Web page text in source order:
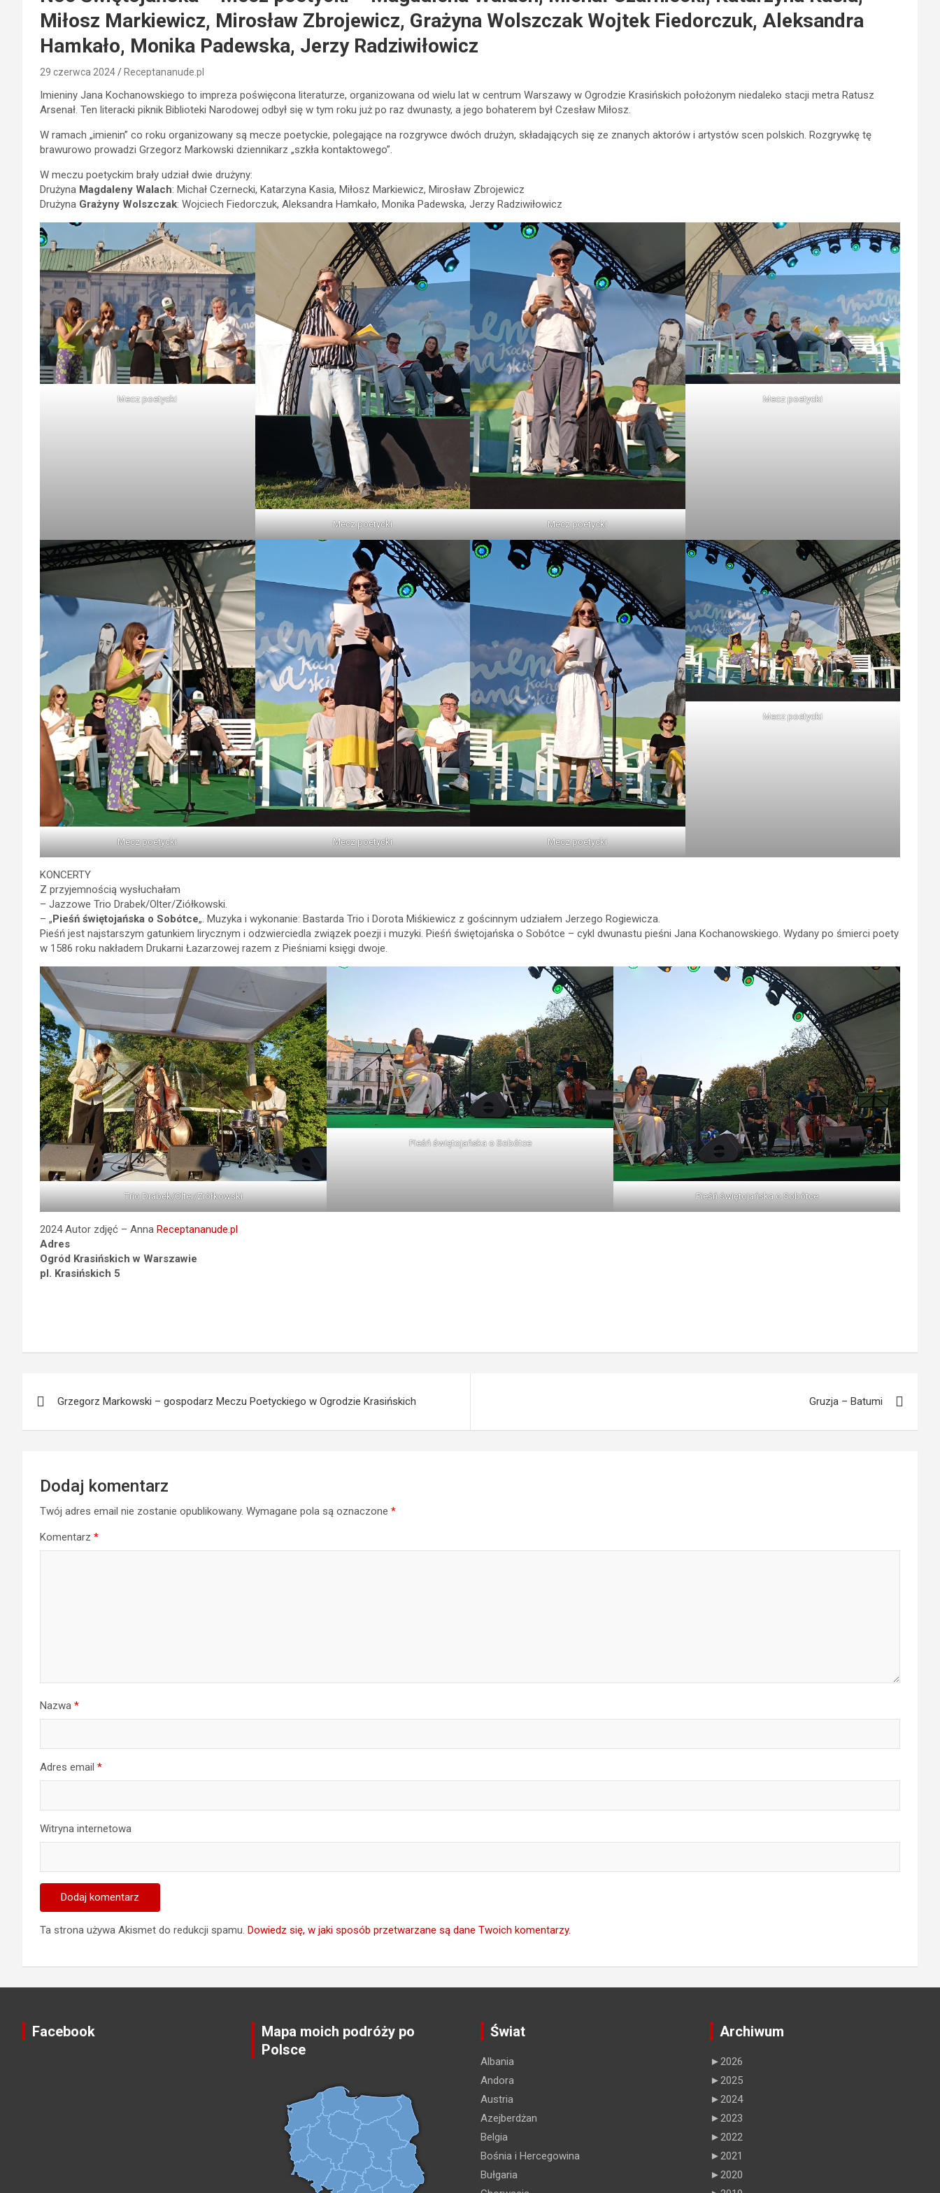
Miłosz Markiewicz, Mirosław Zbrojewicz, Grażyna Wolszczak Wojtek Fiedorczuk, Aleksandra
Hamkało, Monika Padewska, Jerzy Radziwiłowicz
29 czerwca 2024 Receptananude.pl
Imieniny Jana Kochanowskiego to impreza poświęcona literaturze, organizowana od wielu lat w centrum Warszawy w Ogrodzie Krasińskich położonym niedaleko stacji metra Ratusz
Arsenał. Ten literacki piknik Biblioteki Narodowej odbył się w tym roku już po raz dwunasty, a jego bohaterem był Czesław Miłosz.
W ramach „imienin” co roku organizowany są mecze poetyckie, polegające na rozgrywce dwóch drużyn, składających się ze znanych aktorów i artystów scen polskich. Rozgrywkę tę
brawurowo prowadzi Grzegorz Markowski dziennikarz „szkła kontaktowego”.
W meczu poetyckim brały udział dwie drużyny:
Drużyna Magdaleny Walach: Michał Czernecki, Katarzyna Kasia, Miłosz Markiewicz, Mirosław Zbrojewicz
Drużyna Grażyny Wolszczak: Wojciech Fiedorczuk, Aleksandra Hamkało, Monika Padewska, Jerzy Radziwiłowicz
Mecz poetycki
Mecz poetycki Mecz poetycki
Mecz poetycki
Mecz poetycki Mecz poetycki Mecz poetycki
Mecz poetycki
KONCERTY
Z przyjemnością wysłuchałam
– Jazzowe Trio Drabek/Olter/Ziółkowski.
– „Pieśń świętojańska o Sobótce„. Muzyka i wykonanie: Bastarda Trio i Dorota Miśkiewicz z gościnnym udziałem Jerzego Rogiewicza.
Pieśń jest najstarszym gatunkiem lirycznym i odzwierciedla związek poezji i muzyki. Pieśń świętojańska o Sobótce – cykl dwunastu pieśni Jana Kochanowskiego. Wydany po śmierci poety
w 1586 roku nakładem Drukarni Łazarzowej razem z Pieśniami księgi dwoje.
Trio Drabek/Olter/Ziółkowski
Pieśń świętojańska o Sobótce
Pieśń świętojańska o Sobótce
2024 Autor zdjęć – Anna Receptananude.pl
Adres
Ogród Krasińskich w Warszawie
pl. Krasińskich 5
wpisu
Grzegorz Markowski – gospodarz Meczu Poetyckiego w Ogrodzie Krasińskich Gruzja – Batumi
Dodaj komentarz
Twój adres email nie zostanie opublikowany. Wymagane pola są oznaczone *
Komentarz *
Nazwa *
Adres email *
Witryna internetowa
Ta strona używa Akismet do redukcji spamu. Dowiedz się, w jaki sposób przetwarzane są dane Twoich komentarzy.
Facebook
Mapa moich podróży po
Polsce
Świat
Albania
Andora
Austria
Azejberdżan
Belgia
Bośnia i Hercegowina
Bułgaria
Archiwum
►2026
►2025
►2024
►2023
►2022
►2021
►2020